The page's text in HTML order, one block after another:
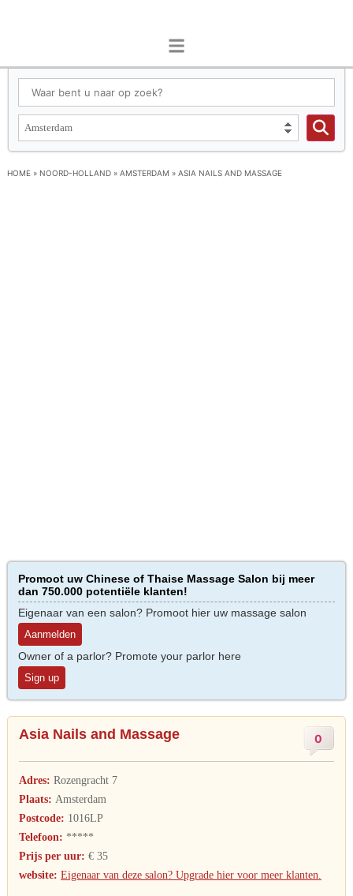
HOME » NOORD-HOLLAND » AMSTERDAM » ASIA NAILS AND MASSAGE
Promoot uw Chinese of Thaise Massage Salon bij meer
dan 750.000 potentiële klanten!
Eigenaar van een salon? Promoot hier uw massage salon
Aanmelden
Owner of a parlor? Promote your parlor here
Sign up
Asia Nails and Massage 0
Adres: Rozengracht 7
Plaats: Amsterdam
Postcode: 1016LP
Telefoon: *****
Prijs per uur: € 35
website: Eigenaar van deze salon? Upgrade hier voor meer klanten.